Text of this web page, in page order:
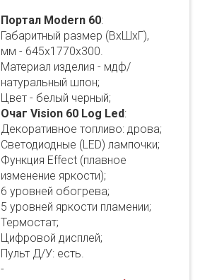
Портал Modern 60:
Габаритный размер (ВхШхГ),
мм - 645х1770х300.
Материал изделия - мдф/
натуральный шпон;
Цвет - белый черный;
Очаг Vision 60 Log Led:
Декоративное топливо: дрова;
Светодиодные (LED) лампочки;
Функция Effect (плавное
изменение яркости);
6 уровней обогрева;
5 уровней яркости пламении;
Термостат;
Цифровой дисплей;
Пульт Д/У: есть.
-